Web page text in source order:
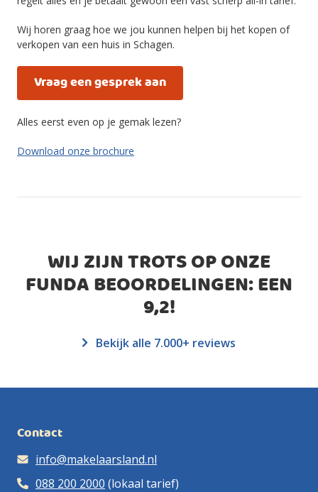
Wij horen graag hoe we jou kunnen helpen bij het kopen of
verkopen van een huis in Schagen.
Vraag een gesprek aan
Alles eerst even op je gemak lezen?
Download onze brochure
WIJ ZIJN TROTS OP ONZE
FUNDA BEOORDELINGEN: EEN
9,2!
Bekijk alle 7.000+ reviews
Contact
info@makelaarsland.nl
088 200 2000 (lokaal tarief)